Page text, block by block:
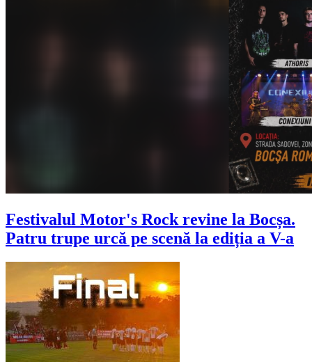
Festivalul Motor's Rock revine la Bocșa.
Patru trupe urcă pe scenă la ediția a V-a